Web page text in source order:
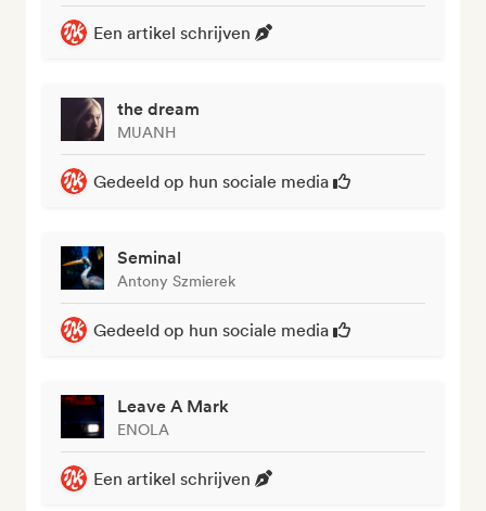
Een artikel schrijven
the dream
MUANH
Gedeeld op hun sociale media
Seminal
Antony Szmierek
Gedeeld op hun sociale media
Leave A Mark
ENOLA
Een artikel schrijven